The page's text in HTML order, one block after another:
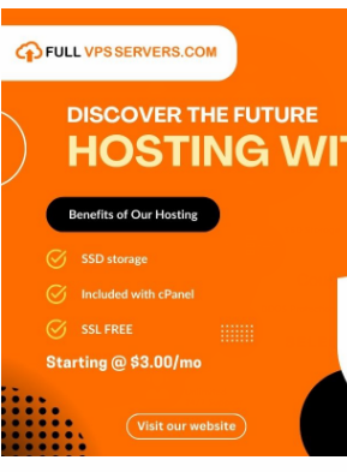
APPS DISPOSITIVOS
SISTEMA
TECNOLOGÍA
SIEM: El sistema que
de registros en
Carlos Conde
APPS DISPOSITIVOS
SERIES
TECH
¿Cómo funciona un
Operaciones de